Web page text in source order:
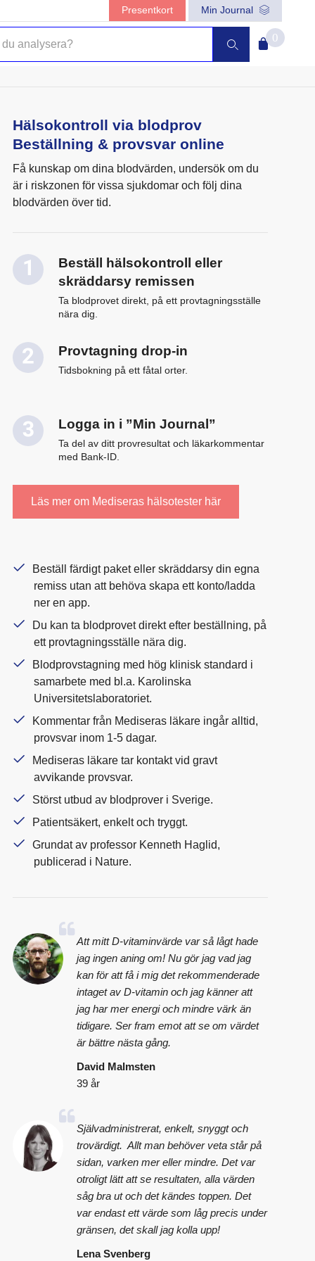
Presentkort Min Journal
0
Hälsokontroll via blodprov
Beställning & provsvar online
Få kunskap om dina blodvärden, undersök om du
är i riskzonen för vissa sjukdomar och följ dina
blodvärden över tid.
Beställ hälsokontroll eller
skräddarsy remissen
Ta blodprovet direkt, på ett provtagningsställe
nära dig.
Provtagning drop-in
Tidsbokning på ett fåtal orter.
Logga in i ”Min Journal”
Ta del av ditt provresultat och läkarkommentar
med Bank-ID.
Läs mer om Mediseras hälsotester här
Beställ färdigt paket eller skräddarsy din egna
remiss utan att behöva skapa ett konto/ladda
ner en app.
Du kan ta blodprovet direkt efter beställning, på
ett provtagningsställe nära dig.
Blodprovstagning med hög klinisk standard i
samarbete med bl.a. Karolinska
Universitetslaboratoriet.
Kommentar från Mediseras läkare ingår alltid,
provsvar inom 1-5 dagar.
Mediseras läkare tar kontakt vid gravt
avvikande provsvar.
Störst utbud av blodprover i Sverige.
Patientsäkert, enkelt och tryggt.
Grundat av professor Kenneth Haglid,
publicerad i Nature.
Att mitt D-vitaminvärde var så lågt hade
jag ingen aning om! Nu gör jag vad jag
kan för att få i mig det rekommenderade
intaget av D-vitamin och jag känner att
jag har mer energi och mindre värk än
tidigare. Ser fram emot att se om värdet
är bättre nästa gång.
David Malmsten
39 år
Självadministrerat, enkelt, snyggt och
trovärdigt. Allt man behöver veta står på
sidan, varken mer eller mindre. Det var
otroligt lätt att se resultaten, alla värden
såg bra ut och det kändes toppen. Det
var endast ett värde som låg precis under
gränsen, det skall jag kolla upp!
Lena Svenberg